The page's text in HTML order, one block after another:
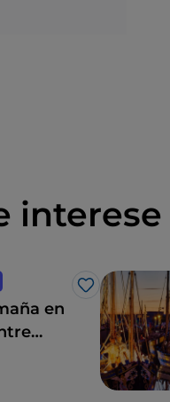
interese
Me gusta
en